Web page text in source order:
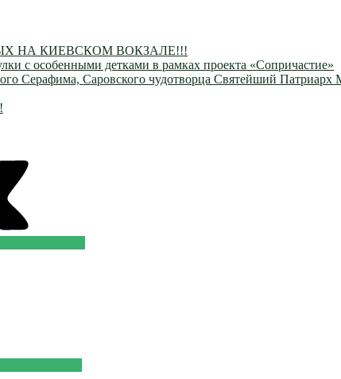
НА КИЕВСКОМ ВОКЗАЛЕ!!!
с особенными детками в рамках проекта «Сопричастие»
Серафима, Саровского чудотворца Святейший